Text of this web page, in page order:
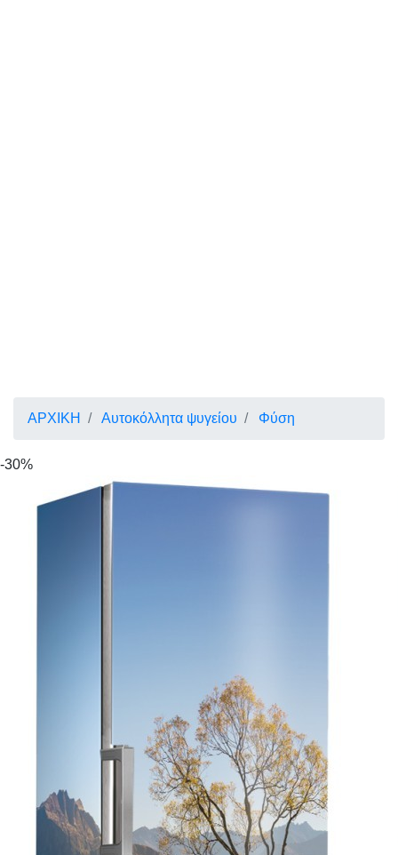
ΑΡΧΙΚΗ Αυτοκόλλητα ψυγείου Φύση
-30%